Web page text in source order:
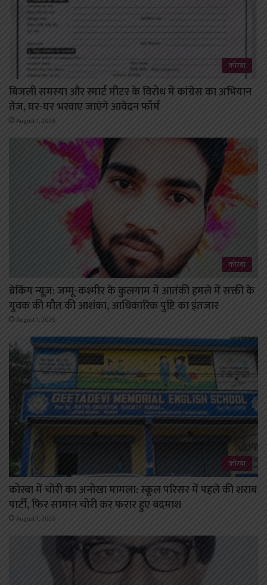
कोरबा
बिजली समस्या और स्मार्ट मीटर के विरोध में कांग्रेस का अभियान
तेज, घर-घर भरवाए जाएंगे आवेदन फॉर्म
August 1, 2026
कोरबा
ब्रेकिंग न्यूज़: जम्मू-कश्मीर के कुलगाम में आतंकी हमले में सक्ती के
युवक की मौत की आशंका, आधिकारिक पुष्टि का इंतजार
August 1, 2026
कोरबा
कोरबा में चोरी का अनोखा मामला: स्कूल परिसर में पहले की शराब
पार्टी, फिर सामान चोरी कर फरार हुए बदमाश
August 1, 2026